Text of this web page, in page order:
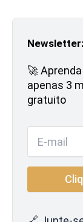
🚀
apenas 3
gratuito